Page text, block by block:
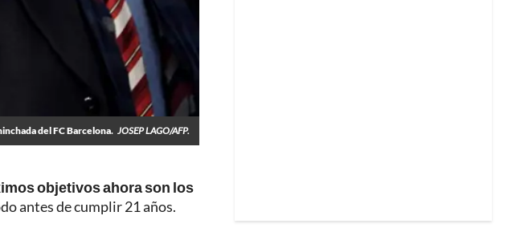
del FC Barcelona. JOSEP LAGO/AFP.
objetivos ahora son los
antes de cumplir 21 años.